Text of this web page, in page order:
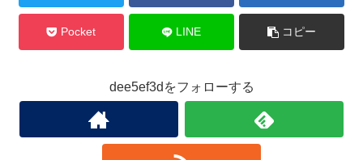
Pocket LINE コピー
dee5ef3dをフォローする